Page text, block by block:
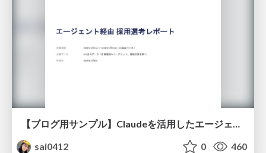
【ブログ用サンプル】Claudeを活用したエージェント分析レポート自動生成例
sai0412
0 460